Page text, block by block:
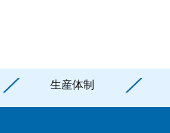
生産体制